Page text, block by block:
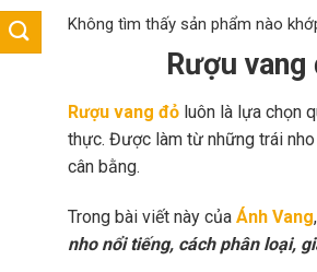
Không tìm thấy sản phẩm nào
Rượu
Rượu vang đỏluôn là lựa chọn
thực. Được làm từ những trái
cân bằng.
Trong bài viết này của Ánh Vang
nho nổi tiếng, cách phân loại,